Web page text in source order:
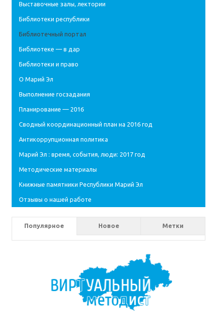
Выставочные залы, лектории
Библиотеки республики
Библиотечный портал
Библиотеке — в дар
Библиотеки и право
О Марий Эл
Выполнение госзадания
Планирование — 2016
Сводный координационный план на 2016 год
Антикоррупционная политика
Марий Эл : время, события, люди: 2017 год
Методические материалы
Книжные памятники Республики Марий Эл
Отзывы о нашей работе
Популярное Новое Метки